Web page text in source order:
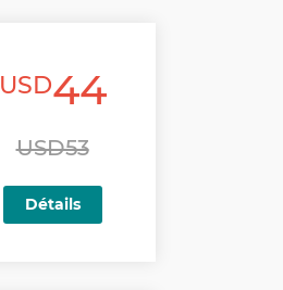
USD44
USD53
Détails